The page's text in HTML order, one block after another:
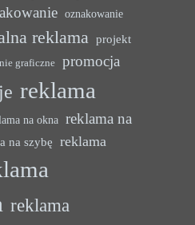
oznakowanie
reklama projekt
graficzne
promocja
reklama
na okna reklama na
na szybę reklama
reklama